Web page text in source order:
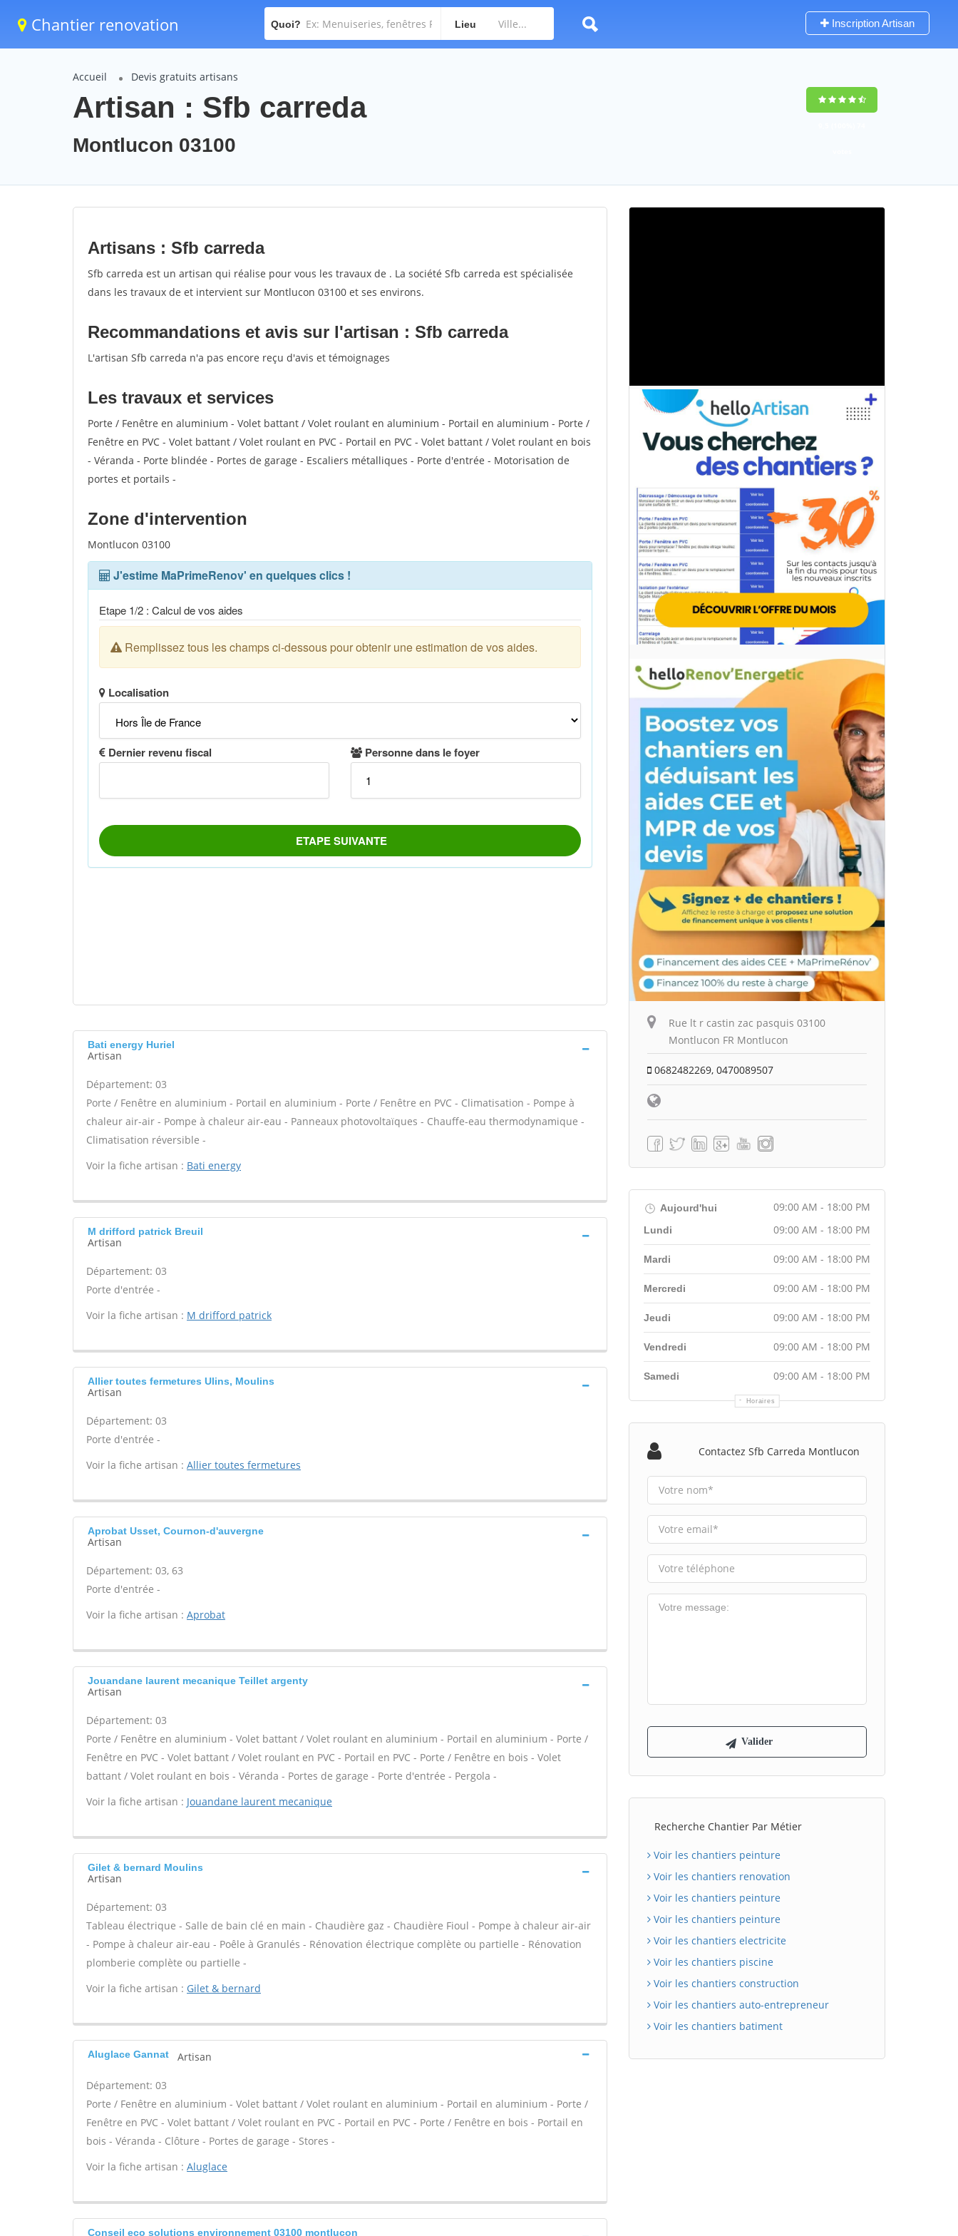
Chantier renovation Quoi? Lieu Inscription Artisan
Accueil Devis gratuits artisans
Artisan : Sfb carreda
Montlucon 03100
Artisans : Sfb carreda
Sfb carreda est un artisan qui réalise pour vous les travaux de . La société Sfb carreda est spécialisée
dans les travaux de et intervient sur Montlucon 03100 et ses environs.
Recommandations et avis sur l'artisan : Sfb carreda
L'artisan Sfb carreda n'a pas encore reçu d'avis et témoignages
Les travaux et services
Porte / Fenêtre en aluminium - Volet battant / Volet roulant en aluminium - Portail en aluminium - Porte /
Fenêtre en PVC - Volet battant / Volet roulant en PVC - Portail en PVC - Volet battant / Volet roulant en bois
- Véranda - Porte blindée - Portes de garage - Escaliers métalliques - Porte d'entrée - Motorisation de
portes et portails -
Zone d'intervention
Montlucon 03100
Bati energy Huriel
Artisan
Département: 03
Porte / Fenêtre en aluminium - Portail en aluminium - Porte / Fenêtre en PVC - Climatisation - Pompe à
chaleur air-air - Pompe à chaleur air-eau - Panneaux photovoltaïques - Chauffe-eau thermodynamique -
Climatisation réversible -
Voir la fiche artisan : Bati energy
M drifford patrick Breuil
Artisan
Département: 03
Porte d'entrée -
Voir la fiche artisan : M drifford patrick
Allier toutes fermetures Ulins, Moulins
Artisan
Département: 03
Porte d'entrée -
Voir la fiche artisan : Allier toutes fermetures
Aprobat Usset, Cournon-d'auvergne
Artisan
Département: 03, 63
Porte d'entrée -
Voir la fiche artisan : Aprobat
Jouandane laurent mecanique Teillet argenty
Artisan
Département: 03
Porte / Fenêtre en aluminium - Volet battant / Volet roulant en aluminium - Portail en aluminium - Porte /
Fenêtre en PVC - Volet battant / Volet roulant en PVC - Portail en PVC - Porte / Fenêtre en bois - Volet
battant / Volet roulant en bois - Véranda - Portes de garage - Porte d'entrée - Pergola -
Voir la fiche artisan : Jouandane laurent mecanique
Gilet & bernard Moulins
Artisan
Département: 03
Tableau électrique - Salle de bain clé en main - Chaudière gaz - Chaudière Fioul - Pompe à chaleur air-air
- Pompe à chaleur air-eau - Poêle à Granulés - Rénovation électrique complète ou partielle - Rénovation
plomberie complète ou partielle -
Voir la fiche artisan : Gilet & bernard
Aluglace Gannat Artisan
Département: 03
Porte / Fenêtre en aluminium - Volet battant / Volet roulant en aluminium - Portail en aluminium - Porte /
Fenêtre en PVC - Volet battant / Volet roulant en PVC - Portail en PVC - Porte / Fenêtre en bois - Portail en
bois - Véranda - Clôture - Portes de garage - Stores -
Voir la fiche artisan : Aluglace
Conseil eco solutions environnement 03100 montlucon
Rue lt r castin zac pasquis 03100
Montlucon FR Montlucon
0682482269, 0470089507
Aujourd'hui 09:00 AM - 18:00 PM
Horaires
Lundi 09:00 AM - 18:00 PM
Mardi 09:00 AM - 18:00 PM
Mercredi 09:00 AM - 18:00 PM
Jeudi 09:00 AM - 18:00 PM
Vendredi 09:00 AM - 18:00 PM
Samedi 09:00 AM - 18:00 PM
Contactez Sfb Carreda Montlucon
Recherche Chantier Par Métier
Voir les chantiers peinture
Voir les chantiers renovation
Voir les chantiers peinture
Voir les chantiers peinture
Voir les chantiers electricite
Voir les chantiers piscine
Voir les chantiers construction
Voir les chantiers auto-entrepreneur
Voir les chantiers batiment